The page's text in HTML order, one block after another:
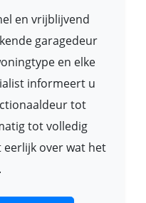
en vrijblijvend
garagedeur
en elke
informeert u
tot
tot volledig
over wat het